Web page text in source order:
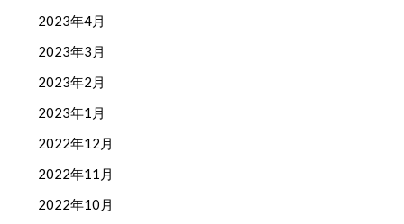
2023年4月
2023年3月
2023年2月
2023年1月
2022年12月
2022年11月
2022年10月